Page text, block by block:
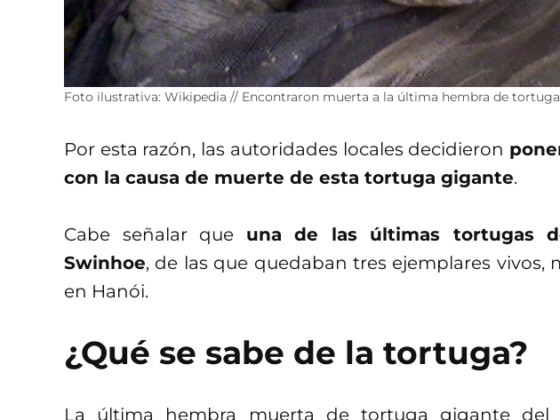
Foto ilustrativa: Wikipedia // Encontraron muerta a la última hembra de
Por esta razón, las autoridades locales decidieron
con la causa de muerte de esta tortuga gigante.
Cabe señalar que una de las últimas tortugas
Swinhoe, de las que quedaban tres ejemplares vivos,
en Hanói.
¿Qué se sabe de la tortuga?
La última hembra muerta de tortuga gigante del